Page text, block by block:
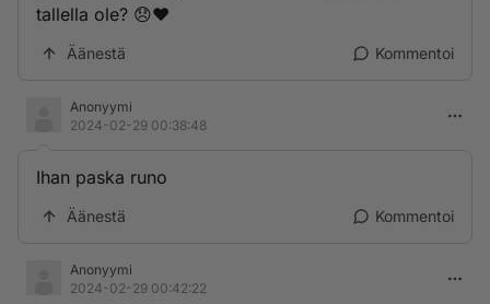
tallella ole? 😞❤️
Äänestä Kommentoi
Anonyymi
2024-02-29 00:38:48
Ihan paska runo
Äänestä Kommentoi
Anonyymi
2024-02-29 00:42:22